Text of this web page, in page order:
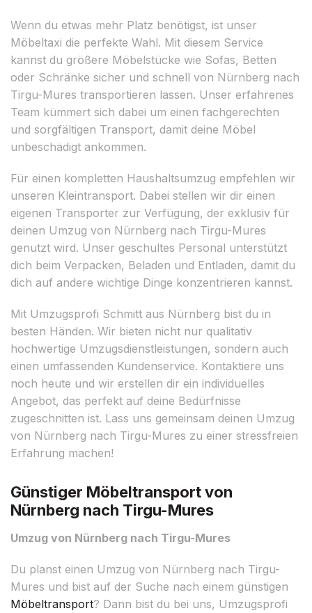
Wenn du etwas mehr Platz benötigst, ist unser
Möbeltaxi die perfekte Wahl. Mit diesem Service
kannst du größere Möbelstücke wie Sofas, Betten
oder Schränke sicher und schnell von Nürnberg nach
Tirgu-Mures transportieren lassen. Unser erfahrenes
Team kümmert sich dabei um einen fachgerechten
und sorgfältigen Transport, damit deine Möbel
unbeschädigt ankommen.
Für einen kompletten Haushaltsumzug empfehlen wir
unseren Kleintransport. Dabei stellen wir dir einen
eigenen Transporter zur Verfügung, der exklusiv für
deinen Umzug von Nürnberg nach Tirgu-Mures
genutzt wird. Unser geschultes Personal unterstützt
dich beim Verpacken, Beladen und Entladen, damit du
dich auf andere wichtige Dinge konzentrieren kannst.
Mit Umzugsprofi Schmitt aus Nürnberg bist du in
besten Händen. Wir bieten nicht nur qualitativ
hochwertige Umzugsdienstleistungen, sondern auch
einen umfassenden Kundenservice. Kontaktiere uns
noch heute und wir erstellen dir ein individuelles
Angebot, das perfekt auf deine Bedürfnisse
zugeschnitten ist. Lass uns gemeinsam deinen Umzug
von Nürnberg nach Tirgu-Mures zu einer stressfreien
Erfahrung machen!
Günstiger Möbeltransport von
Nürnberg nach Tirgu-Mures
Umzug von Nürnberg nach Tirgu-Mures
Du planst einen Umzug von Nürnberg nach Tirgu-
Mures und bist auf der Suche nach einem günstigen
Möbeltransport? Dann bist du bei uns, Umzugsprofi